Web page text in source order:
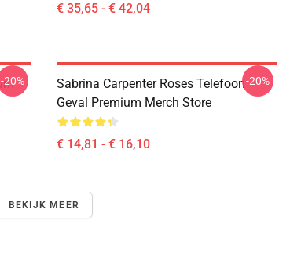
€ 35,65 - € 42,04
-20%
Sabrina Carpenter Roses Telefoon
Geval Premium Merch Store
€ 14,81 - € 16,10
-20%
BEKIJK MEER